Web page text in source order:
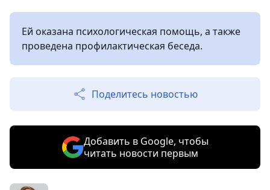
Ей оказана психологическая помощь, а также
проведена профилактическая беседа.
Поделитесь новостью
Добавить в Google, чтобы
читать новости первым